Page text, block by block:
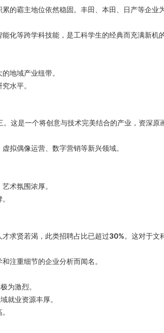
的霸主地位依然稳固。丰田、本田、日产等企业
化等跨学科技能，是工科学生的经典而充满新机
地域产业纽带。
水平。
。这是一个将创意与技术完美结合的产业，资深原
拟偶像运营、数字营销等新兴领域。
术氛围浓厚。
求贤若渴，此类招聘占比已超过30%。这对于文
注重细节的企业分析而闻名。
为激烈。
就业资源丰厚。